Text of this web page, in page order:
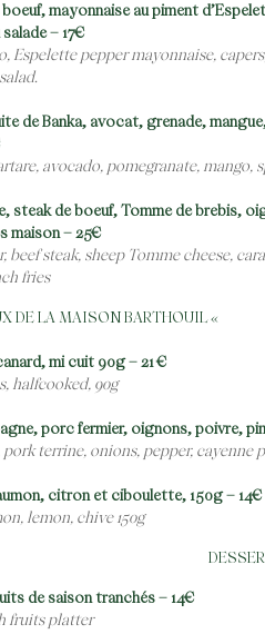
mayonnaise au piment
– 17€
Espelette pepper mayonnaise,
de Banka, avocat, grenade,
avocado, pomegranate,
steak de boeuf, Tomme de brebis,
maison – 25€
beef steak, sheep Tomme cheese,
fries
DE LA MAISON BARTHOUIL «
mi cuit 90g – 21 €
halfcooked, 90g
porc fermier, oignons, poivre,
terrine, onions, pepper, cayenne
citron et ciboulette, 150g – 14€
lemon, chive 150g
de saison tranchés – 14€
fruits platter